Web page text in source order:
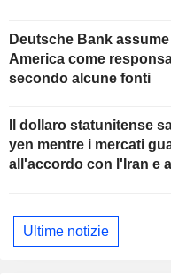
Deutsche Bank
America come
secondo alcune fonti
Il dollaro statunitense
yen mentre i mercati
all'accordo con l'Iran e
Ultime notizie